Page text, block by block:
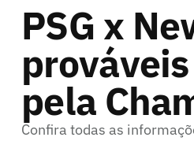
PSG x
pela
Confira todas as